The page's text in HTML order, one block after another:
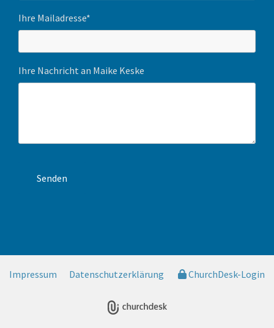
Ihre Mailadresse*
Ihre Nachricht an Maike Keske
Impressum Datenschutzerklärung ChurchDesk-Login